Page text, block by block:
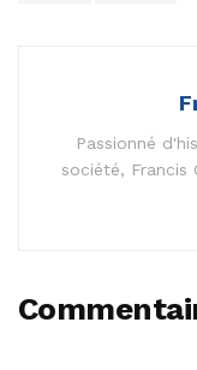
Passionné
société, Francis